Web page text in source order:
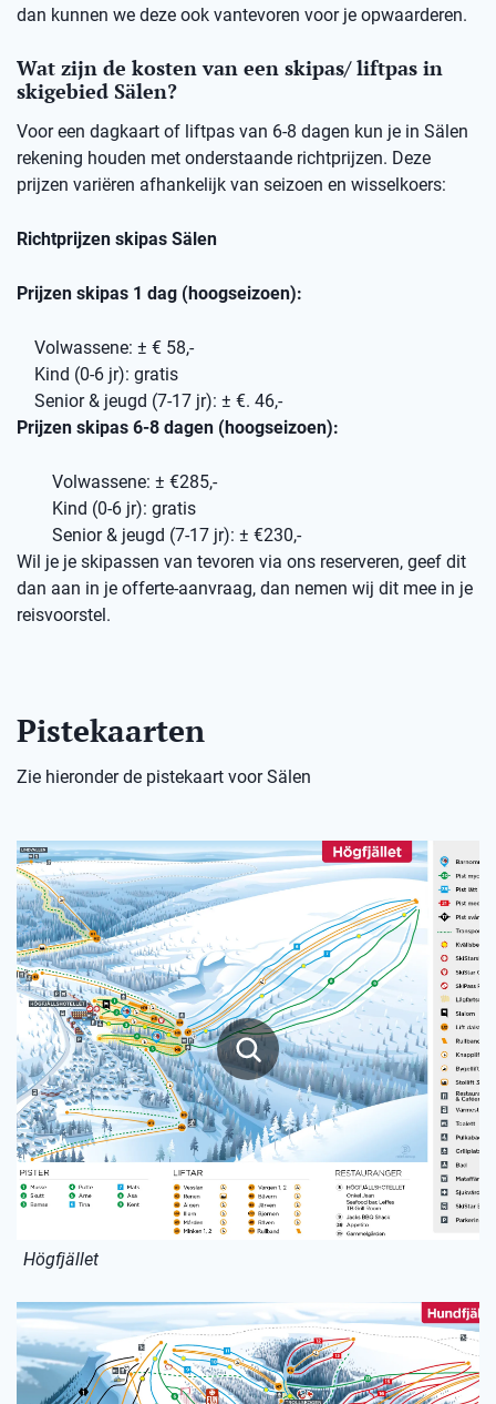
dan kunnen we deze ook vantevoren voor je opwaarderen.
Wat zijn de kosten van een skipas/ liftpas in
skigebied Sälen?
Voor een dagkaart of liftpas van 6-8 dagen kun je in Sälen
rekening houden met onderstaande richtprijzen. Deze
prijzen variëren afhankelijk van seizoen en wisselkoers:
Richtprijzen skipas Sälen
Prijzen skipas 1 dag (hoogseizoen):
Volwassene: ± € 58,-
Kind (0-6 jr): gratis
Senior & jeugd (7-17 jr): ± €. 46,-
Prijzen skipas 6-8 dagen (hoogseizoen):
Volwassene: ± €285,-
Kind (0-6 jr): gratis
Senior & jeugd (7-17 jr): ± €230,-
Wil je je skipassen van tevoren via ons reserveren, geef dit
dan aan in je offerte-aanvraag, dan nemen wij dit mee in je
reisvoorstel.
Pistekaarten
Zie hieronder de pistekaart voor Sälen
Högfjället